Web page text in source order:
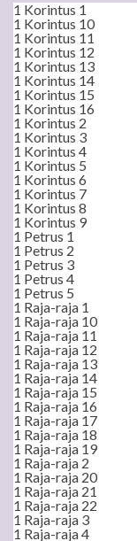
1 Korintus 1
1 Korintus 10
1 Korintus 11
1 Korintus 12
1 Korintus 13
1 Korintus 14
1 Korintus 15
1 Korintus 16
1 Korintus 2
1 Korintus 3
1 Korintus 4
1 Korintus 5
1 Korintus 6
1 Korintus 7
1 Korintus 8
1 Korintus 9
1 Petrus 1
1 Petrus 2
1 Petrus 3
1 Petrus 4
1 Petrus 5
1 Raja-raja 1
1 Raja-raja 10
1 Raja-raja 11
1 Raja-raja 12
1 Raja-raja 13
1 Raja-raja 14
1 Raja-raja 15
1 Raja-raja 16
1 Raja-raja 17
1 Raja-raja 18
1 Raja-raja 19
1 Raja-raja 2
1 Raja-raja 20
1 Raja-raja 21
1 Raja-raja 22
1 Raja-raja 3
1 Raja-raja 4